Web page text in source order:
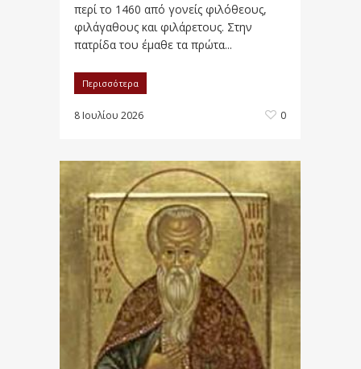
περί το 1460 από γονείς φιλόθεους,
φιλάγαθους και φιλάρετους. Στην
πατρίδα του έμαθε τα πρώτα...
Περισσότερα
8 Ιουλίου 2026 0